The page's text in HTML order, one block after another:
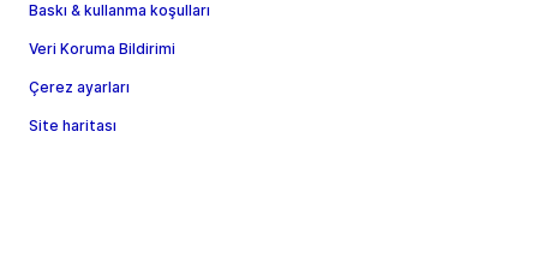
Baskı & kullanma koşulları
Veri Koruma Bildirimi
Çerez ayarları
Site haritası